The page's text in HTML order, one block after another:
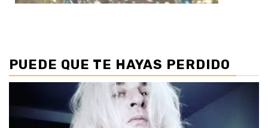
PUEDE QUE TE HAYAS PERDIDO